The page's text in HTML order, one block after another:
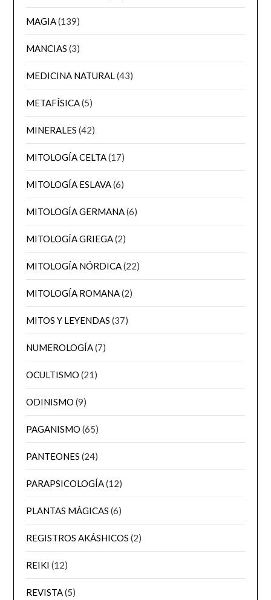
MAGIA(139)
MANCIAS (3)
MEDICINA NATURAL(43)
METAFÍSICA(5)
MINERALES (42)
MITOLOGÍA CELTA(17)
MITOLOGÍA ESLAVA(6)
MITOLOGÍA GERMANA(6)
MITOLOGÍA GRIEGA(2)
MITOLOGÍA NÓRDICA(22)
MITOLOGÍA ROMANA(2)
MITOS Y LEYENDAS (37)
NUMEROLOGÍA(7)
OCULTISMO (21)
ODINISMO (9)
PAGANISMO (65)
PANTEONES (24)
PARAPSICOLOGÍA(12)
PLANTAS MÁGICAS (6)
REGISTROS AKÁSHICOS (2)
REIKI (12)
REVISTA(5)